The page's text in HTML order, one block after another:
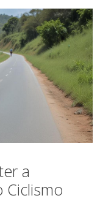
a
Ciclismo